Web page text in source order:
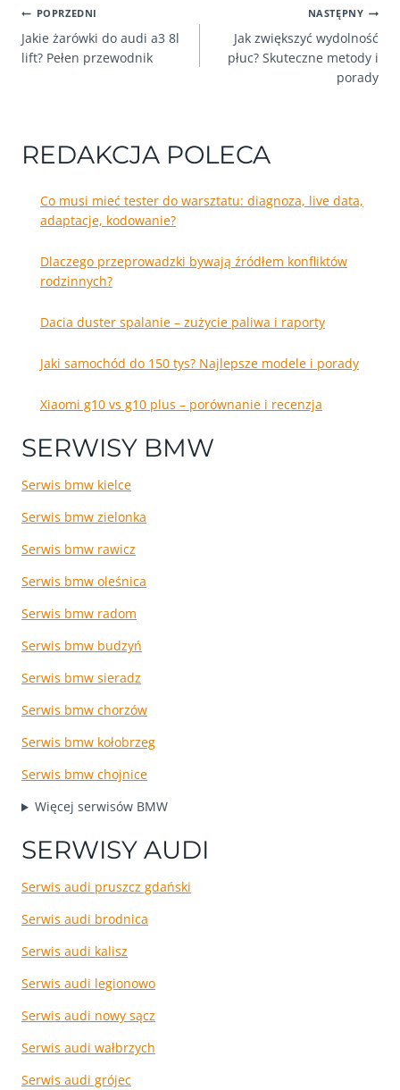
NAWIGACJA
WPISU
POPRZEDNI
Jakie żarówki do audi a3 8l
lift? Pełen przewodnik
NASTĘPNY
Jak zwiększyć wydolność
płuc? Skuteczne metody i
porady
REDAKCJA POLECA
Co musi mieć tester do warsztatu: diagnoza, live data,
adaptacje, kodowanie?
Dlaczego przeprowadzki bywają źródłem konfliktów
rodzinnych?
Dacia duster spalanie – zużycie paliwa i raporty
Jaki samochód do 150 tys? Najlepsze modele i porady
Xiaomi g10 vs g10 plus – porównanie i recenzja
SERWISY BMW
Serwis bmw kielce
Serwis bmw zielonka
Serwis bmw rawicz
Serwis bmw oleśnica
Serwis bmw radom
Serwis bmw budzyń
Serwis bmw sieradz
Serwis bmw chorzów
Serwis bmw kołobrzeg
Serwis bmw chojnice
Więcej serwisów BMW
SERWISY AUDI
Serwis audi pruszcz gdański
Serwis audi brodnica
Serwis audi kalisz
Serwis audi legionowo
Serwis audi nowy sącz
Serwis audi wałbrzych
Serwis audi grójec